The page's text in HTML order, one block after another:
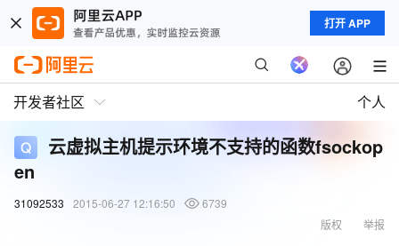
打开 APP
开发者社区 个人
云虚拟主机提示环境不支持的函数fsockop
en
31092533 2015-06-27 12:16:50
6739
举报
版权